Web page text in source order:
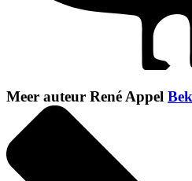
Meer auteur René Appel